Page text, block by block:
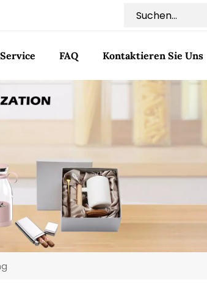
Service FAQ Kontaktieren Sie Uns